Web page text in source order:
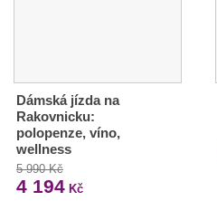
Dámská jízda na
Rakovnicku:
polopenze, víno,
wellness
5 990 Kč
4 194 Kč